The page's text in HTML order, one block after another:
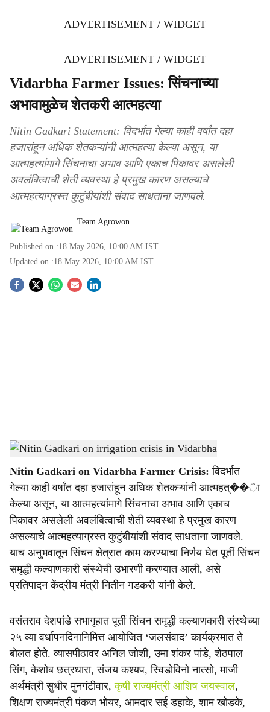
ADVERTISEMENT / WIDGET
ADVERTISEMENT / WIDGET
Vidarbha Farmer Issues: सिंचनाच्या
अभावामुळेच शेतकरी आत्महत्या
Nitin Gadkari Statement: विदर्भात गेल्या काही वर्षांत दहा
हजारांहून अधिक शेतकऱ्यांनी आत्महत्या केल्या असून, या
आत्महत्यांमागे सिंचनाचा अभाव आणि एकाच पिकावर असलेली
अवलंबित्वाची शेती व्यवस्था हे प्रमुख कारण असल्याचे
आत्महत्याग्रस्त कुटुंबीयांशी संवाद साधताना जाणवले.
Team Agrowon
Published on :18 May 2026, 10:00 AM IST
Updated on :18 May 2026, 10:00 AM IST
S
a
r
e
Nitin Gadkari on irrigation crisis in Vidarbha -Agrowon
Nitin Gadkari on Vidarbha Farmer Crisis: विदर्भात
गेल्या काही वर्षांत दहा हजारांहून अधिक शेतकऱ्यांनी आत्महत्��ा
केल्या असून, या आत्महत्यांमागे सिंचनाचा अभाव आणि एकाच
पिकावर असलेली अवलंबित्वाची शेती व्यवस्था हे प्रमुख कारण
असल्याचे आत्महत्याग्रस्त कुटुंबीयांशी संवाद साधताना जाणवले.
याच अनुभवातून सिंचन क्षेत्रात काम करण्याचा निर्णय घेत पूर्ती सिंचन
समृद्धी कल्याणकारी संस्थेची उभारणी करण्यात आली, असे
प्रतिपादन केंद्रीय मंत्री नितीन गडकरी यांनी केले.
वसंतराव देशपांडे सभागृहात पूर्ती सिंचन समृद्धी कल्याणकारी संस्थेच्या
२५ व्या वर्धापनदिनानिमित्त आयोजित ‘जलसंवाद’ कार्यक्रमात ते
बोलत होते. व्यासपीठावर अनिल जोशी, उमा शंकर पांडे, शेठपाल
सिंग, केशोब छत्रधारा, संजय कश्यप, स्विडोविनो नात्सो, माजी
अर्थमंत्री सुधीर मुनगंटीवार,कृषी राज्यमंत्री आशिष जयस्वाल,
शिक्षण राज्यमंत्री पंकज भोयर, आमदार सई डहाके, शाम खोडके,